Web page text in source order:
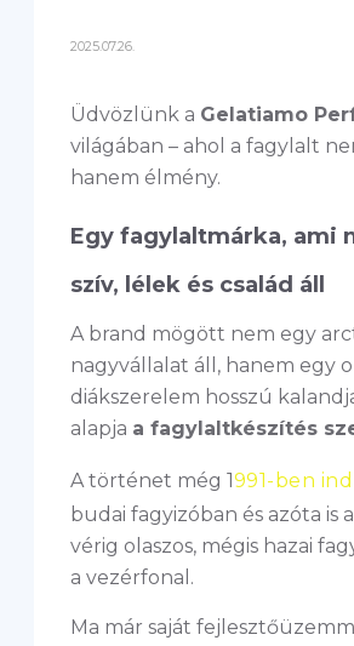
2025.07.26.
Üdvözlünk a Gelatiamo
világában – ahol a fagylalt
hanem élmény.
Egy fagylaltmárka, ami
szív, lélek és család áll
A brand mögött nem egy
nagyvállalat áll, hanem egy
diákszerelem hosszú
alapja a fagylaltkészítés
A történet még 1991-ben
budai fagyizóban és azóta is
vérig olaszos, mégis hazai
a vezérfonal.
Ma már saját